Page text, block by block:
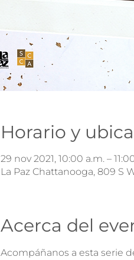
Horario y
29 nov 2021, 10:00 a.m. –
La Paz Chattanooga, 809 S
Acerca del
Acompáñanos a esta serie